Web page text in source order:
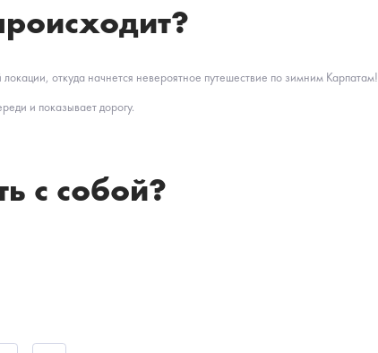
откуда начнется невероятное путешествие по зимним Карпатам!
и показывает дорогу.
с собой?